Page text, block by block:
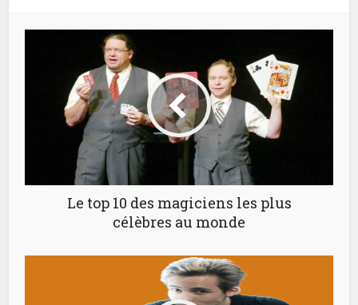
Le top 10 des magiciens les plus
célèbres au monde